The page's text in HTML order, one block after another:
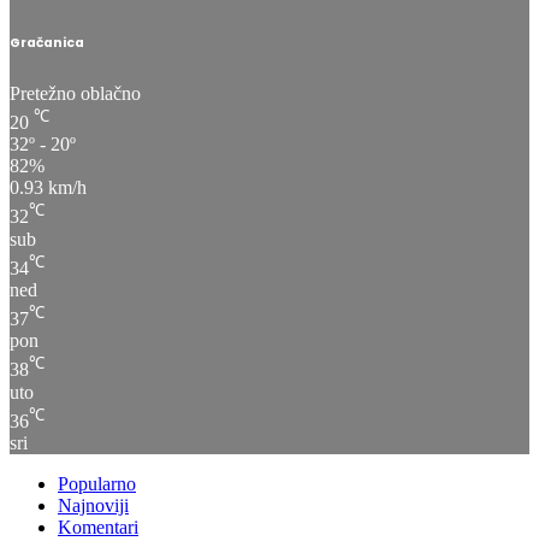
Gračanica
Pretežno oblačno
20 ℃
32º - 20º
82%
0.93 km/h
32℃
sub
34℃
ned
37℃
pon
38℃
uto
36℃
sri
Popularno
Najnoviji
Komentari